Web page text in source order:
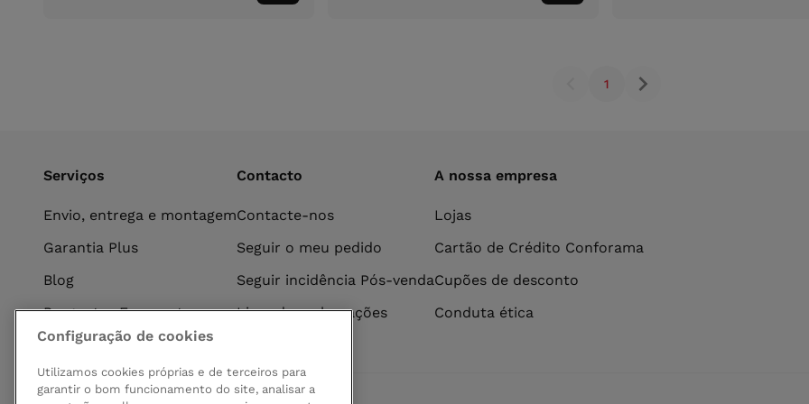
1
Serviços
Envio, entrega e montagem
Garantia Plus
Blog
Perguntas Frequentes
Contacto
Contacte-nos
Seguir o meu pedido
Seguir incidência Pós-venda
Livro de reclamações
A nossa empresa
Lojas
Cartão de Crédito Conforama
Cupões de desconto
Conduta ética
Configuração de cookies
Utilizamos cookies próprias e de terceiros para
garantir o bom funcionamento do site, analisar a